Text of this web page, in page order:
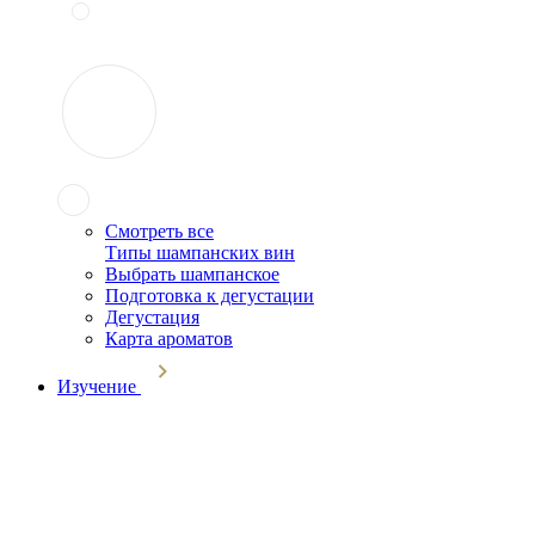
Смотреть все
Типы шампанских вин
Выбрать шампанское
Подготовка к дегустации
Дегустация
Карта ароматов
Изучение